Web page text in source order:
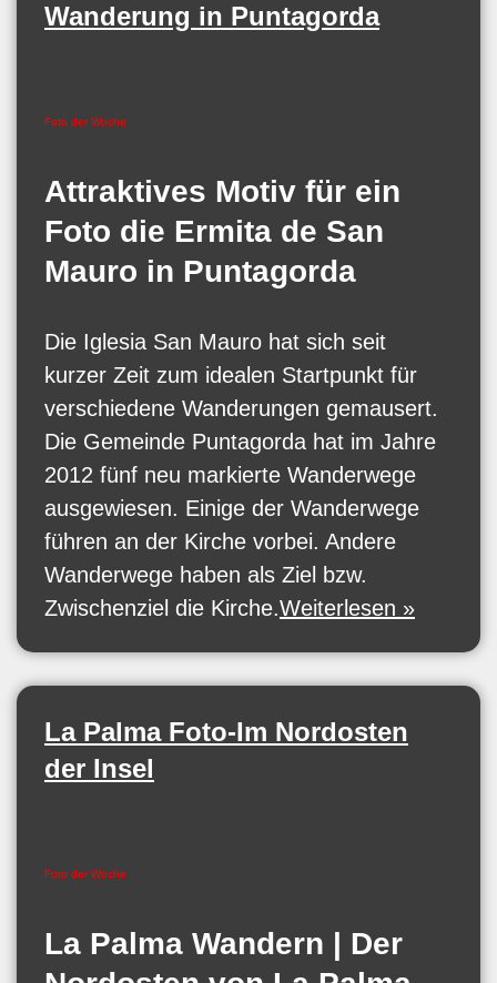
Wanderung in Puntagorda
Foto der Woche
Attraktives Motiv für ein
Foto die Ermita de San
Mauro in Puntagorda
Die Iglesia San Mauro hat sich seit
kurzer Zeit zum idealen Startpunkt für
verschiedene Wanderungen gemausert.
Die Gemeinde Puntagorda hat im Jahre
2012 fünf neu markierte Wanderwege
ausgewiesen. Einige der Wanderwege
führen an der Kirche vorbei. Andere
Wanderwege haben als Ziel bzw.
Zwischenziel die Kirche.Weiterlesen »
La Palma Foto-Im Nordosten
der Insel
Foto der Woche
La Palma Wandern | Der